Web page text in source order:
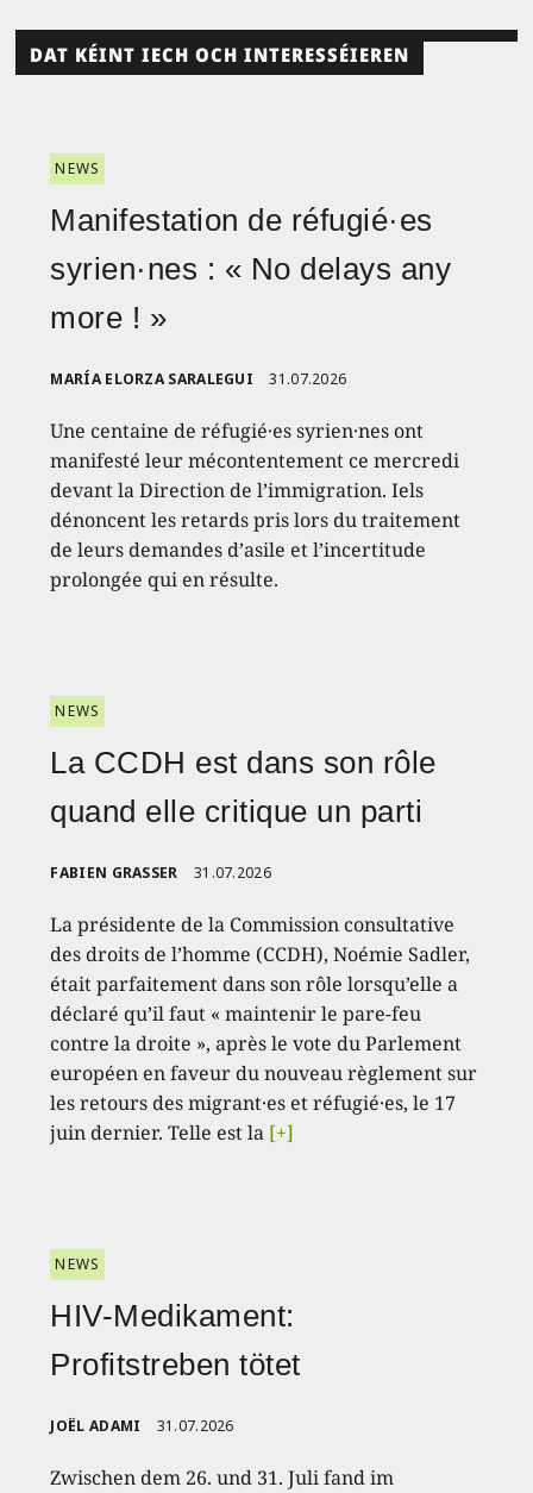
DAT KÉINT IECH OCH INTERESSÉIEREN
NEWS
Manifestation de réfugié·es
syrien·nes : « No delays any
more ! »
MARÍA ELORZA SARALEGUI 31.07.2026
Une centaine de réfugié·es syrien·nes ont
manifesté leur mécontentement ce mercredi
devant la Direction de l’immigration. Iels
dénoncent les retards pris lors du traitement
de leurs demandes d’asile et l’incertitude
prolongée qui en résulte.
NEWS
La CCDH est dans son rôle
quand elle critique un parti
FABIEN GRASSER 31.07.2026
La présidente de la Commission consultative
des droits de l’homme (CCDH), Noémie Sadler,
était parfaitement dans son rôle lorsqu’elle a
déclaré qu’il faut « maintenir le pare-feu
contre la droite », après le vote du Parlement
européen en faveur du nouveau règlement sur
les retours des migrant·es et réfugié·es, le 17
juin dernier. Telle est la [+]
NEWS
HIV-Medikament:
Profitstreben tötet
JOËL ADAMI 31.07.2026
Zwischen dem 26. und 31. Juli fand im